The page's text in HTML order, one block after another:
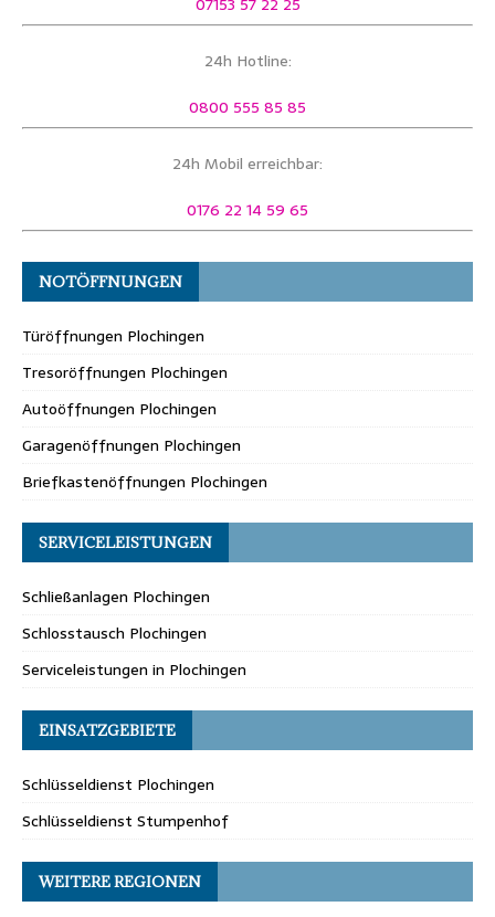
24h Hotline:
0800 555 85 85
24h Mobil erreichbar:
0176 22 14 59 65
NOTÖFFNUNGEN
Türöffnungen Plochingen
Tresoröffnungen Plochingen
Autoöffnungen Plochingen
Garagenöffnungen Plochingen
Briefkastenöffnungen Plochingen
SERVICELEISTUNGEN
Schließanlagen Plochingen
Schlosstausch Plochingen
Serviceleistungen in Plochingen
EINSATZGEBIETE
Schlüsseldienst Plochingen
Schlüsseldienst Stumpenhof
WEITERE REGIONEN